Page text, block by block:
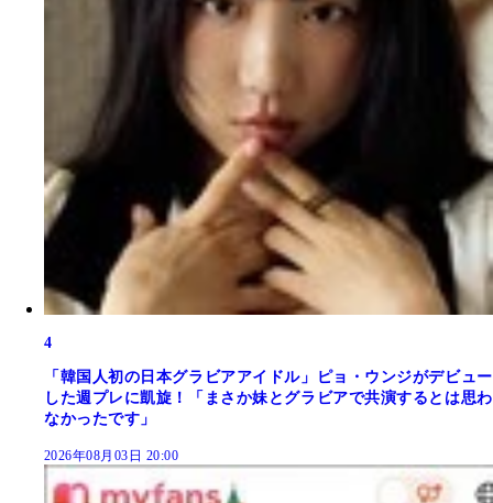
4
「韓国人初の日本グラビアアイドル」ピョ・ウンジがデビュー
した週プレに凱旋！「まさか妹とグラビアで共演するとは思わ
なかったです」
2026年08月03日 20:00